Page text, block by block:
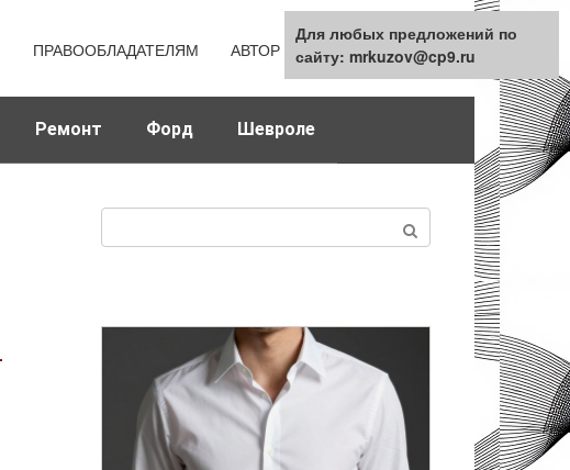
ПРАВООБЛАДАТЕЛЯМ АВТОР КАРТА САЙТА
Ремонт Форд Шевроле
Для любых предложений по
сайту: mrkuzov@cp9.ru
Для любых предложений по
сайту: mrkuzov@cp9.ru